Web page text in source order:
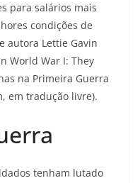
para salários mais
condições de
autora Lettie Gavin
World War I: They
na Primeira Guerra
em tradução livre).
tenham lutado